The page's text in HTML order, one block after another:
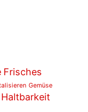
Frisches
Gemüse
Haltbarkeit